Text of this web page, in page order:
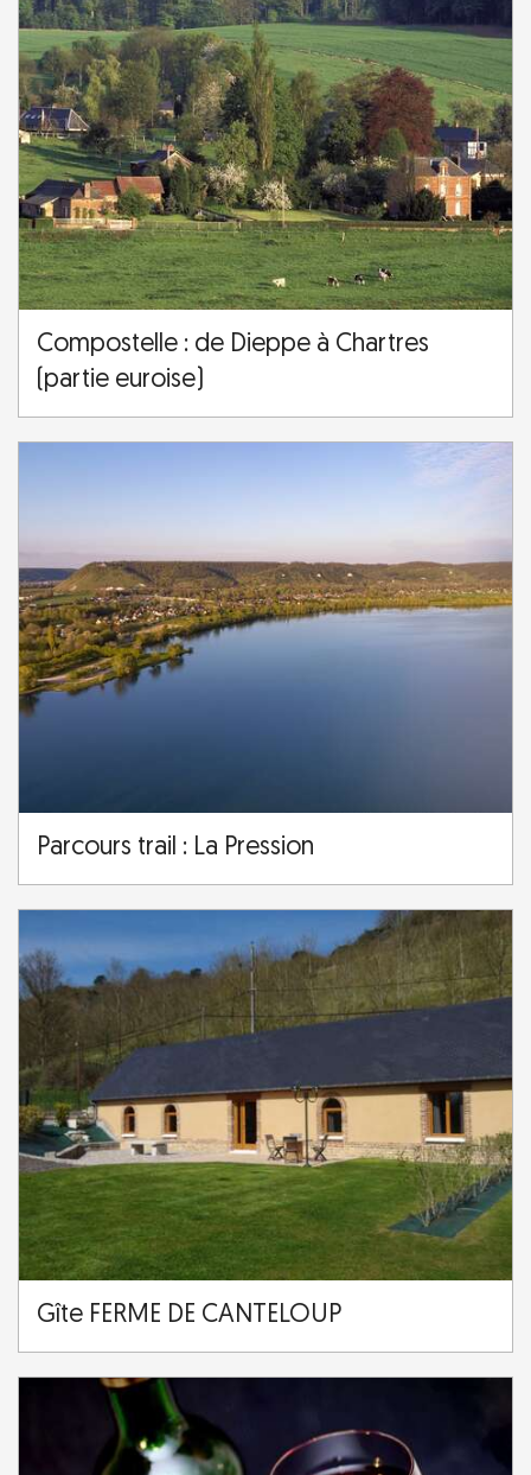
Compostelle : de Dieppe à Chartres
(partie euroise)
Parcours trail : La Pression
Gîte FERME DE CANTELOUP